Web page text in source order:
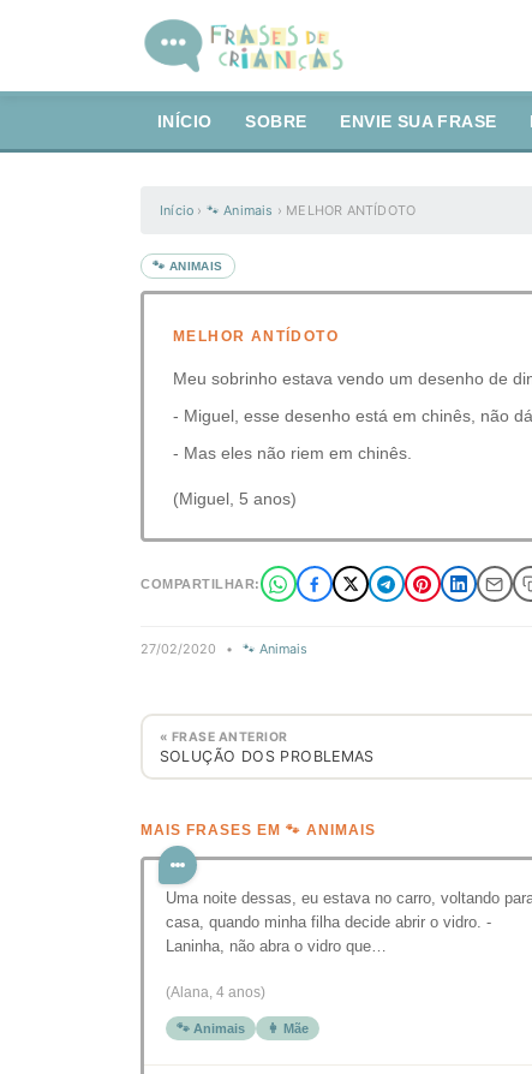
INÍCIO SOBRE ENVIE SUA FRASE
Início › 🐾 Animais › MELHOR ANTÍDOTO
🐾 ANIMAIS
MELHOR ANTÍDOTO
Meu sobrinho estava vendo um desenho de
- Miguel, esse desenho está em chinês, não
- Mas eles não riem em chinês.
(Miguel, 5 anos)
COMPARTILHAR:
27/02/2020 • 🐾 Animais
« FRASE ANTERIOR
SOLUÇÃO DOS PROBLEMAS
MAIS FRASES EM 🐾 ANIMAIS
Uma noite dessas, eu estava no carro, voltando
casa, quando minha filha decide abrir o vidro. -
Laninha, não abra o vidro que…
(Alana, 4 anos)
🐾 Animais 👩 Mãe